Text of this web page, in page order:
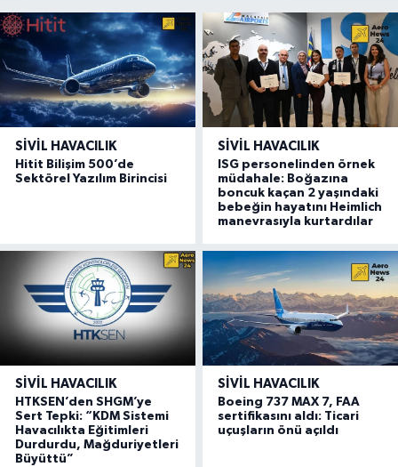
SIVIL HAVACILIK
Hitit Bilişim 500’de
Sektörel Yazılım Birincisi
SIVIL HAVACILIK
ISG personelinden örnek
müdahale: Boğazına
boncuk kaçan 2 yaşındaki
bebeğin hayatını Heimlich
manevrasıyla kurtardılar
SIVIL HAVACILIK
HTKSEN’den SHGM’ye
Sert Tepki: “KDM Sistemi
Havacılıkta Eğitimleri
Durdurdu, Mağduriyetleri
Büyüttü”
SIVIL HAVACILIK
Boeing 737 MAX 7, FAA
sertifikasını aldı: Ticari
uçuşların önü açıldı